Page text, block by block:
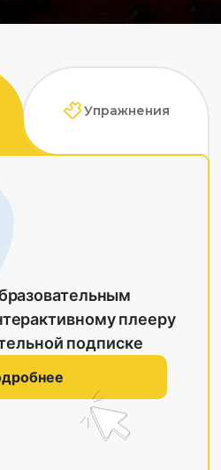
Упражнения
плееру
подписке